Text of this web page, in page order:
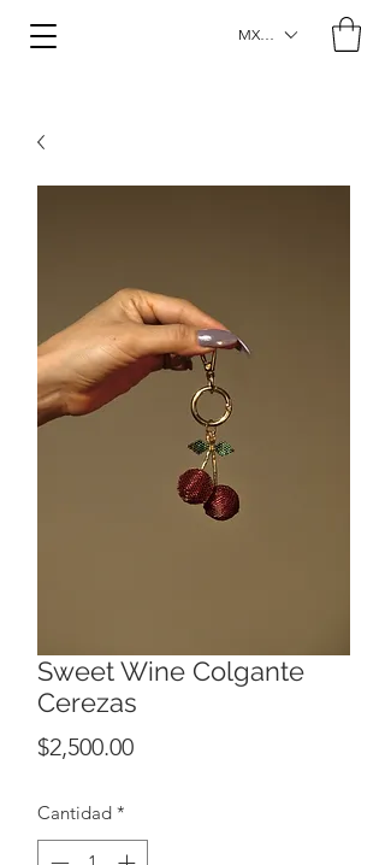
MXN ($)
Sweet Wine Colgante
Cerezas
$2,500.00Precio
Cantidad *